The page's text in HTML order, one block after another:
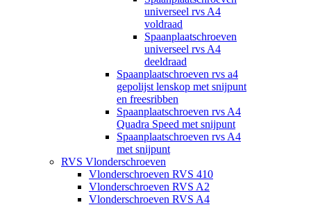
universeel rvs A4
voldraad
Spaanplaatschroeven
universeel rvs A4
deeldraad
Spaanplaatschroeven rvs a4
gepolijst lenskop met snijpunt
en freesribben
Spaanplaatschroeven rvs A4
Quadra Speed met snijpunt
Spaanplaatschroeven rvs A4
met snijpunt
RVS Vlonderschroeven
Vlonderschroeven RVS 410
Vlonderschroeven RVS A2
Vlonderschroeven RVS A4